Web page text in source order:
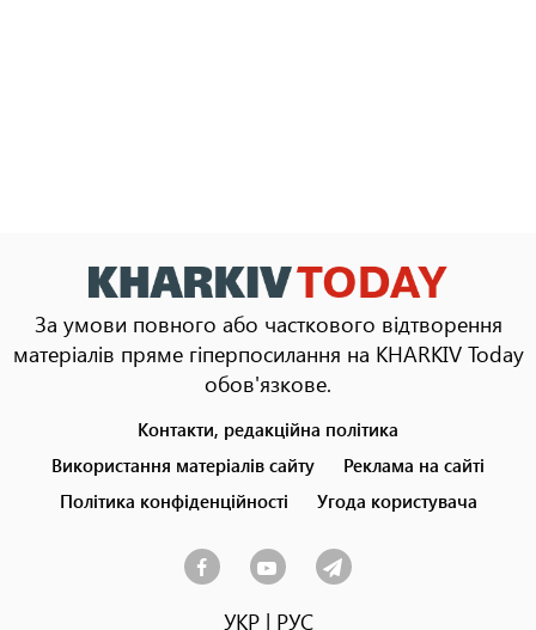
За умови повного або часткового відтворення
матеріалів пряме гіперпосилання на KHARKIV Today
обов'язкове.
menu
Контакти, редакційна політика
Використання матеріалів сайту
Реклама на сайті
Політика конфіденційності
Угода користувача
УКР| РУС